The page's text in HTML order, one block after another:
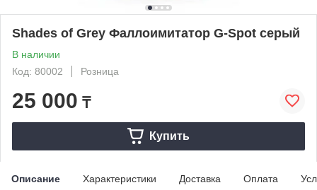
Shades of Grey Фаллоимитатор G-Spot серый
В наличии
Код: 80002
Розница
25 000 ₸
Купить
Описание Характеристики Доставка Оплата